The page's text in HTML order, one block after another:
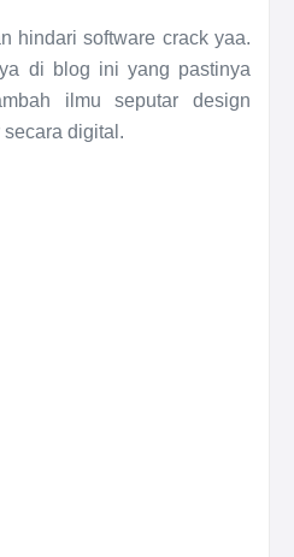
hindari software crack yaa.
di blog ini yang pastinya
ilmu seputar design
digital.